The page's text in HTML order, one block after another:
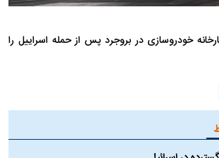
خودروسازى در بروجرد پس از حمله اسراییل را